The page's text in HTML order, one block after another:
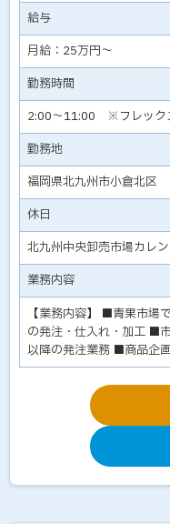
給与
月給：25万円～
勤務時間
2:00～11:00 ※フレック
勤務地
福岡県北九州市小倉北区
休日
北九州中央卸売市場カレ
業務内容
【業務内容】 ■青果市場
の発注・仕入れ・加工 ■
以降の発注業務 ■商品企